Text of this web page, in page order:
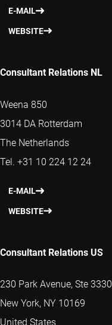
E-MAIL
WEBSITE
Consultant Relations NL
Weena 850
3014 DA Rotterdam
The Netherlands
Tel. +31 10 224 12 24
E-MAIL
WEBSITE
Consultant Relations US
230 Park Avenue, Ste 3330
New York, NY 10169
United States